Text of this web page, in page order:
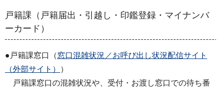
戸籍課（戸籍届出・引越し・印鑑登録・マイナンバ
ーカード）
●戸籍課窓口（窓口混雑状況／お呼び出し状況配信サイト
（外部サイト）
）
戸籍課窓口の混雑状況や、受付・お渡し窓口での待ち番